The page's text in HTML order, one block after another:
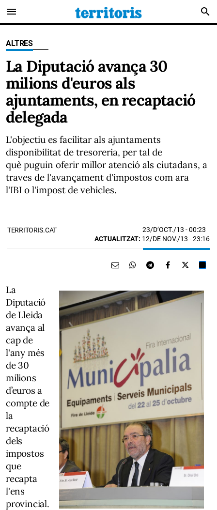
menu search
ALTRES
La Diputació avança 30
milions d'euros als
ajuntaments, en recaptació
delegada
L'objectiu es facilitar als ajuntaments
disponibilitat de tresoreria, per tal de
què puguin oferir millor atenció als ciutadans, a
traves de l'avançament d'impostos com ara
l'IBI o l'impost de vehicles.
TERRITORIS.CAT 23/D’OCT./13 - 00:23
ACTUALITZAT: 12/DE NOV./13 - 23:16
La
Diputació
de Lleida
avança al
cap de
l'any més
de 30
milions
d’euros a
compte de
la
recaptació
dels
impostos
que
recapta
l'ens
provincial.